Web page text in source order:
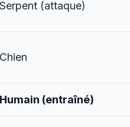
Serpent (attaque)
Chien
Humain (entraîné)